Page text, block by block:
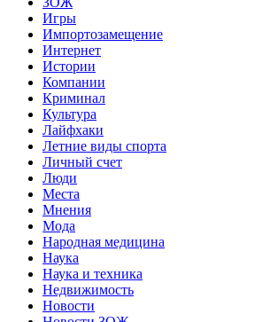
Игры
Импортозамещение
Интернет
Истории
Компании
Криминал
Культура
Лайфхаки
Летние виды спорта
Личный счет
Люди
Места
Мнения
Мода
Народная медицина
Наука
Наука и техника
Недвижимость
Новости